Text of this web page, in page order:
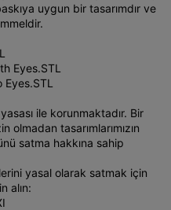
uygun bir tasarımdır ve
Eyes.STL
ile korunmaktadır. Bir
olmadan tasarımlarımızın
satma hakkına sahip
yasal olarak satmak için
alın: